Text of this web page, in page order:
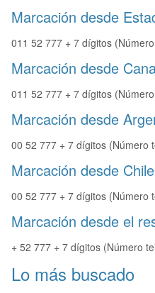
Marcación desde
011 52 777 + 7 dígitos
Marcación desde
011 52 777 + 7 dígitos
Marcación desde
00 52 777 + 7 dígitos (Número
Marcación desde
00 52 777 + 7 dígitos (Número
Marcación desde el
+ 52 777 + 7 dígitos (Número
Lo más buscado